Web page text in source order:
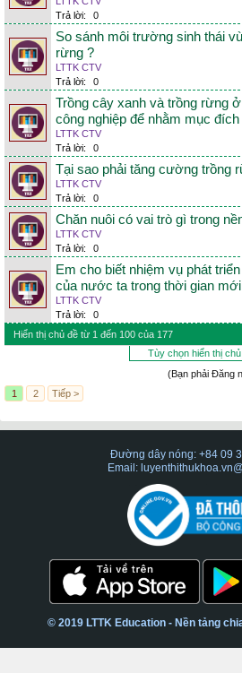
Trả lời:
0
So sánh môi trường sinh thái
rừng ?
LTTK CTV
Trả lời:
0
Trồng cây xanh và trồng rừng
công nghiệp để nhằm mục
LTTK CTV
Trả lời:
0
Tại sao phải tăng cường trồng
LTTK CTV
Trả lời:
0
Chăn nuôi có vai trò gì trong
LTTK CTV
Trả lời:
0
Em cho biết nhiệm vụ phát
của nước ta trong thời gian
LTTK CTV
Trả lời:
0
Hiển thị chủ đề từ 1 đến 100 của 177
Tùy chọn hiển thị
(Bạn phải Đăng
1
2 Tiếp >
Đường dây nóng: +84 09
Email:
© 2019 LTTK Education - Nền tảng